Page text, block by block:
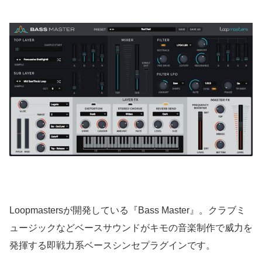
Loopmastersが開発している『Bass Master』。クラブミ
ュージックなどベースサウンドがキモの音楽制作で威力を
発揮する即戦力系ベースシンセプラグインです。